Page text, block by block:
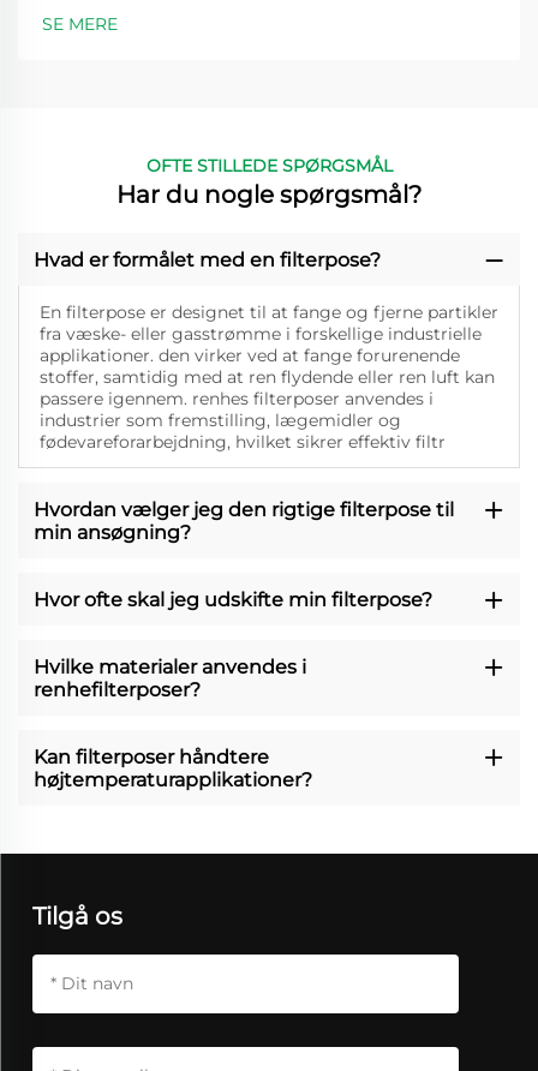
SE MERE
OFTE STILLEDE SPØRGSMÅL
Har du nogle spørgsmål?
Hvad er formålet med en filterpose?
En filterpose er designet til at fange og fjerne partikler
fra væske- eller gasstrømme i forskellige industrielle
applikationer. den virker ved at fange forurenende
stoffer, samtidig med at ren flydende eller ren luft kan
passere igennem. renhes filterposer anvendes i
industrier som fremstilling, lægemidler og
fødevareforarbejdning, hvilket sikrer effektiv filtr
Hvordan vælger jeg den rigtige filterpose til
min ansøgning?
Hvor ofte skal jeg udskifte min filterpose?
Hvilke materialer anvendes i
renhefilterposer?
Kan filterposer håndtere
højtemperaturapplikationer?
Tilgå os